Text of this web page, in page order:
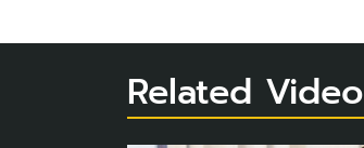
Related Video